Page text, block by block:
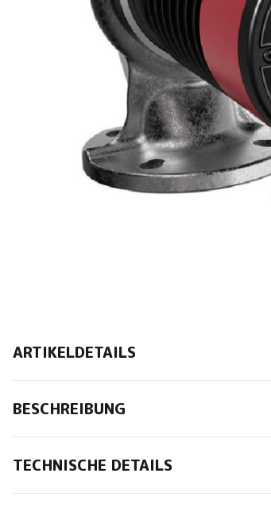
ARTIKELDETAILS
BESCHREIBUNG
TECHNISCHE DETAILS